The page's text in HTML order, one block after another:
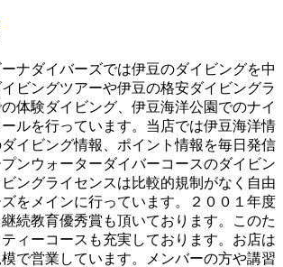
ナダイバーズでは伊豆のダイビングを中
ビングツアーや伊豆の格安ダイビングラ
体験ダイビング、伊豆海洋公園でのナイ
ールを行っています。当店では伊豆海洋情
イビング情報、ポイント情報を毎日発信
ンウォーターダイバーコースのダイビン
ングライセンスは比較的規制がなく自由
をメインに行っています。２００１年度
続教育優秀賞も頂いております。このた
ィーコースも充実しております。お店は
で営業しています。メンバーの方や講習